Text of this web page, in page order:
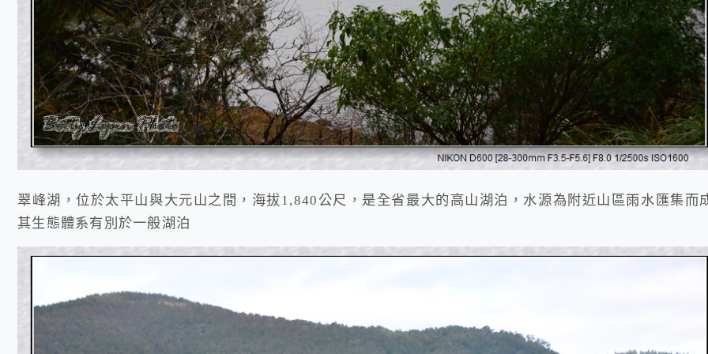
翠峰湖，位於太平山與大元山之間，海拔1,840公尺，是全省最大的高山湖泊，水源為附近山區雨水匯集而
其生態體系有別於一般湖泊